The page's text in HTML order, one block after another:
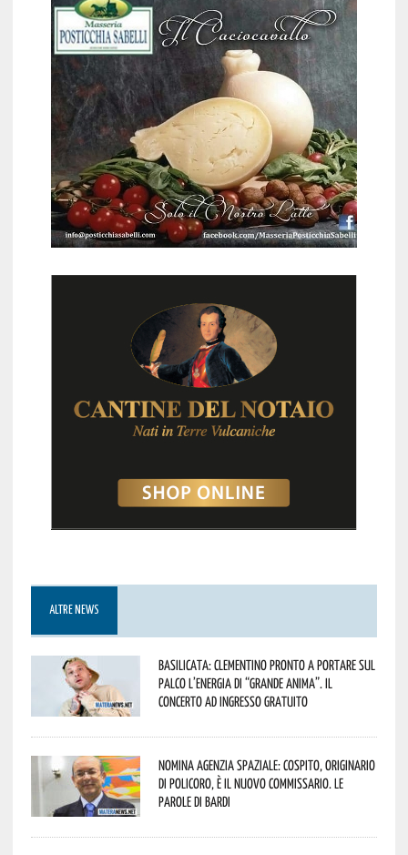
ALTRE NEWS
Basilicata: Clementino pronto a portare sul
palco l’energia di “Grande Anima”. Il
concerto ad ingresso gratuito
Nomina Agenzia Spaziale: Cospito, originario
di Policoro, è il nuovo commissario. Le
parole di Bardi